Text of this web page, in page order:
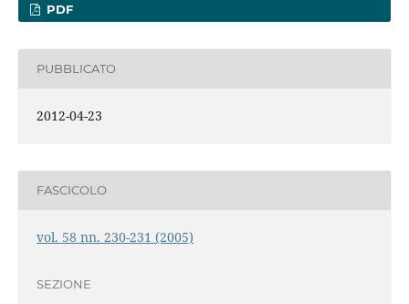
PDF
PUBBLICATO
2012-04-23
FASCICOLO
vol. 58 nn. 230-231 (2005)
SEZIONE